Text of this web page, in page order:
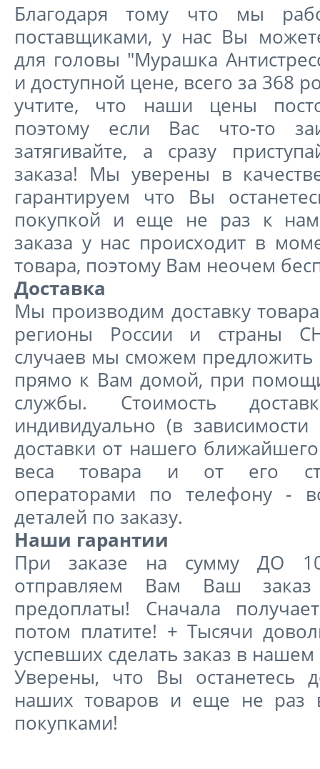
Благодаря тому что мы
поставщиками, у нас Вы
для головы "Мурашка
и доступной цене, всего за 368
учтите, что наши цены
поэтому если Вас что-то
затягивайте, а сразу
заказа! Мы уверены в
гарантируем что Вы
покупкой и еще не раз к нам
заказа у нас происходит в
товара, поэтому Вам неочем
Доставка
Мы производим доставку
регионы России и страны
случаев мы сможем предложить
прямо к Вам домой, при
службы. Стоимость
индивидуально (в
доставки от нашего
веса товара и от его
операторами по телефону -
деталей по заказу.
Наши гарантии
При заказе на сумму ДО
отправляем Вам Ваш
предоплаты! Сначала
потом платите! + Тысячи
успевших сделать заказ в
Уверены, что Вы останетесь
наших товаров и еще не раз
покупками!